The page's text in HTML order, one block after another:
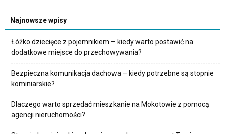
Najnowsze wpisy
Łóżko dziecięce z pojemnikiem – kiedy warto postawić na
dodatkowe miejsce do przechowywania?
Bezpieczna komunikacja dachowa – kiedy potrzebne są stopnie
kominiarskie?
Dlaczego warto sprzedać mieszkanie na Mokotowie z pomocą
agencji nieruchomości?